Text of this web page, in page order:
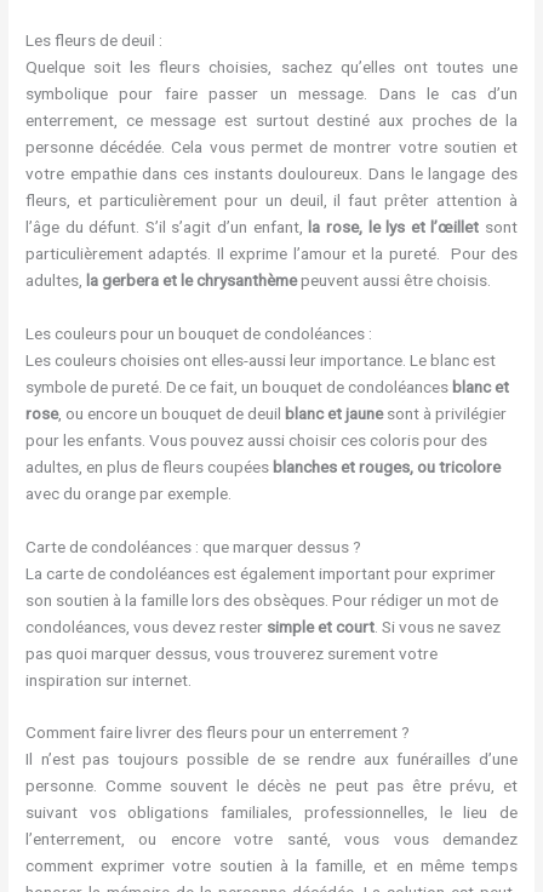
Les fleurs de deuil :
Quelque soit les fleurs choisies, sachez qu’elles ont toutes une
symbolique pour faire passer un message. Dans le cas d’un
enterrement, ce message est surtout destiné aux proches de la
personne décédée. Cela vous permet de montrer votre soutien et
votre empathie dans ces instants douloureux. Dans le langage des
fleurs, et particulièrement pour un deuil, il faut prêter attention à
l’âge du défunt. S’il s’agit d’un enfant, la rose, le lys et l’œillet sont
particulièrement adaptés. Il exprime l’amour et la pureté. Pour des
adultes, la gerbera et le chrysanthèmepeuvent aussi être choisis.
Les couleurs pour un bouquet de condoléances :
Les couleurs choisies ont elles-aussi leur importance. Le blanc est
symbole de pureté. De ce fait, un bouquet de condoléances blanc et
rose, ou encore un bouquet de deuil blanc et jaunesont à privilégier
pour les enfants. Vous pouvez aussi choisir ces coloris pour des
adultes, en plus de fleurs coupées blanches et rouges, ou tricolore
avec du orange par exemple.
Carte de condoléances : que marquer dessus ?
La carte de condoléances est également important pour exprimer
son soutien à la famille lors des obsèques. Pour rédiger un mot de
condoléances, vous devez rester simple et court . Si vous ne savez
pas quoi marquer dessus, vous trouverez surement votre
inspiration sur internet.
Comment faire livrer des fleurs pour un enterrement ?
Il n’est pas toujours possible de se rendre aux funérailles d’une
personne. Comme souvent le décès ne peut pas être prévu, et
suivant vos obligations familiales, professionnelles, le lieu de
l’enterrement, ou encore votre santé, vous vous demandez
comment exprimer votre soutien à la famille, et en même temps